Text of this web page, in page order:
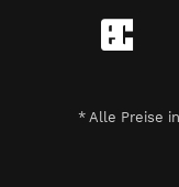
* Alle Preise